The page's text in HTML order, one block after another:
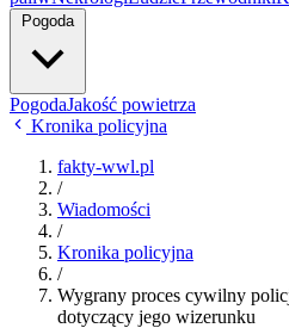
Pogoda
PogodaJakość powietrza
Kronika policyjna
fakty-wwl.pl
/
Wiadomości
/
Kronika policyjna
/
Wygrany proces cywilny
dotyczący jego wizerunku